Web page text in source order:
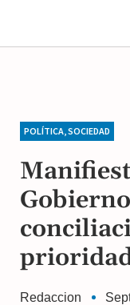
POLÍTICA SOCIEDAD
Redaccion